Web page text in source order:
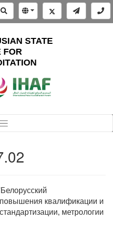
STATE
FOR
повышения квалификации и
метрологии